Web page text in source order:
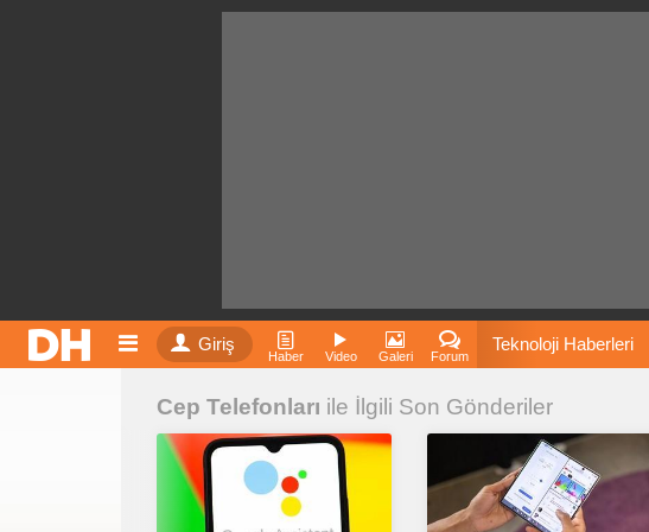
Giriş
Haber Video Galeri Forum
Teknoloji Haberleri
Film Önerileri
Fiyatları Vizyondaki
İnstagram Dondurma
Cep Telefonları ile İlgili Son Gönderiler